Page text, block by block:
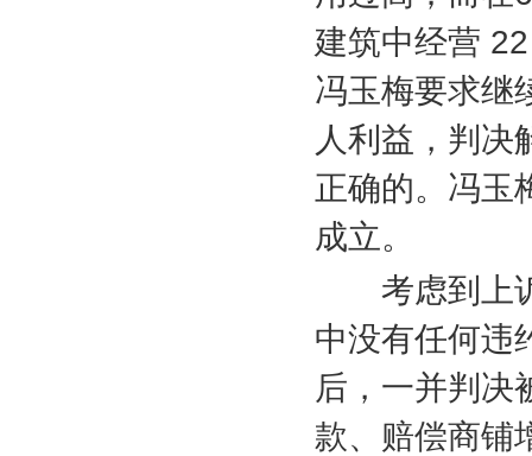
建筑中经营 22
冯玉梅要求继
人利益，判决
正确的。冯玉
成立。
考虑到上诉
中没有任何违
后，一并判决
款、赔偿商铺